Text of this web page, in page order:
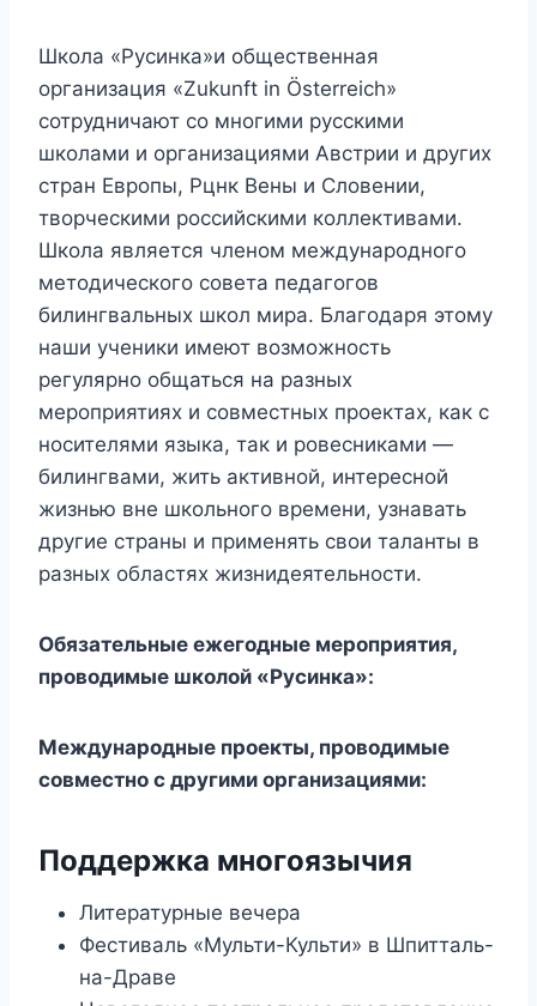
Школа «Русинка»и общественная
организация «Zukunft in Österreich»
сотрудничают со многими русскими
школами и организациями Австрии и других
стран Европы, Рцнк Вены и Словении,
творческими российскими коллективами.
Школа является членом международного
методического совета педагогов
билингвальных школ мира. Благодаря этому
наши ученики имеют возможность
регулярно общаться на разных
мероприятиях и совместных проектах, как с
носителями языка, так и ровесниками —
билингвами, жить активной, интересной
жизнью вне школьного времени, узнавать
другие страны и применять свои таланты в
разных областях жизнидеятельности.
Обязательные ежегодные мероприятия,
проводимые школой «Русинка»:
Международные проекты, проводимые
совместно с другими организациями:
Поддержка многоязычия
Литературные вечера
Фестиваль «Мульти-Культи» в Шпитталь-
на-Драве